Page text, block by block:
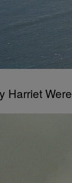
Harriet Were